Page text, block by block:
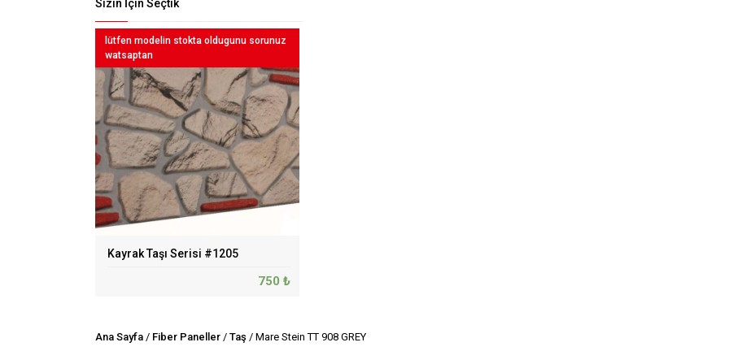
Sizin İçin Seçtik
lütfen modelin stokta oldugunu sorunuz
watsaptan
Kayrak Taşı Serisi #1205
750 ₺
Ana Sayfa / Fiber Paneller / Taş / Mare Stein TT 908 GREY